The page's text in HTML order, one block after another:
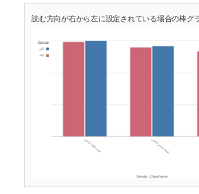
読む方向が右から左に設定されている場合の棒グ